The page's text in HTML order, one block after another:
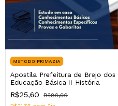
MÉTODO PRIMAZIA
Apostila Prefeitura de Brejo
Educação Básica II História
R$25,60
R$80,00